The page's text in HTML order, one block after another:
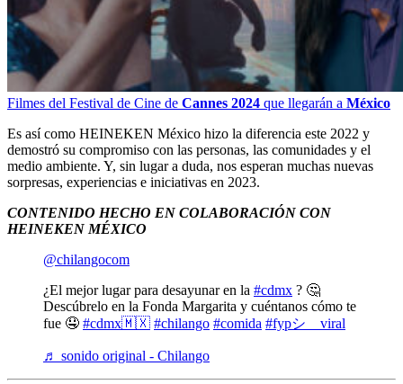
Filmes del Festival de Cine de Cannes 2024 que llegarán a México
Es así como HEINEKEN México hizo la diferencia este 2022 y
demostró su compromiso con las personas, las comunidades y el
medio ambiente. Y, sin lugar a duda, nos esperan muchas nuevas
sorpresas, experiencias e iniciativas en 2023.
CONTENIDO HECHO EN COLABORACIÓN CON
HEINEKEN MÉXICO
@chilangocom
¿El mejor lugar para desayunar en la #cdmx ? 🤔
Descúbrelo en la Fonda Margarita y cuéntanos cómo te
fue 🤤 #cdmx🇲🇽 #chilango #comida #fypシ゚viral
♬ sonido original - Chilango